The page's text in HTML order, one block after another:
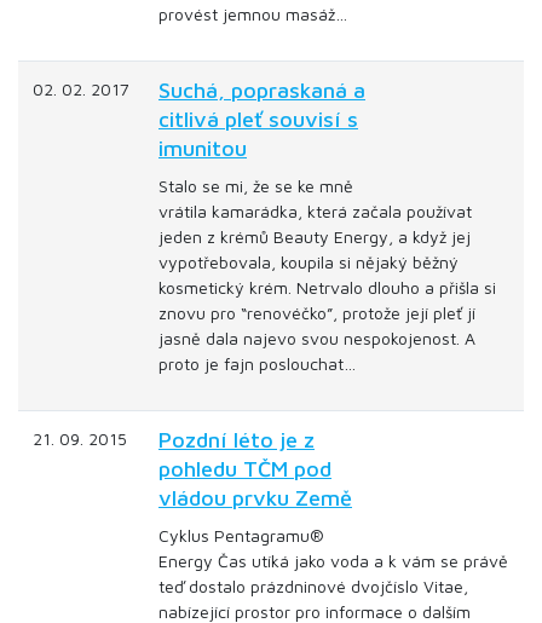
provést jemnou masáž…
02. 02. 2017
Suchá, popraskaná a
citlivá pleť souvisí s
imunitou
Stalo se mi, že se ke mně
vrátila kamarádka, která začala používat
jeden z krémů Beauty Energy, a když jej
vypotřebovala, koupila si nějaký běžný
kosmetický krém. Netrvalo dlouho a přišla si
znovu pro “renovéčko”, protože její pleť jí
jasně dala najevo svou nespokojenost. A
proto je fajn poslouchat…
21. 09. 2015
Pozdní léto je z
pohledu TČM pod
vládou prvku Země
Cyklus Pentagramu®
Energy Čas utíká jako voda a k vám se právě
teď dostalo prázdninové dvojčíslo Vitae,
nabízející prostor pro informace o dalším